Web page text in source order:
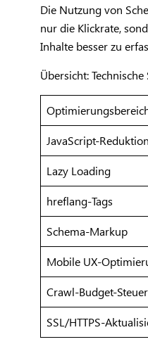
Die Nutzung von
nur die Klickrate,
Inhalte besser zu
Übersicht:
JavaScript-Reduktion
Lazy Loading
hreflang-Tags
Schema-Markup
Mobile UX-
Crawl-Budget-
SSL/HTTPS-